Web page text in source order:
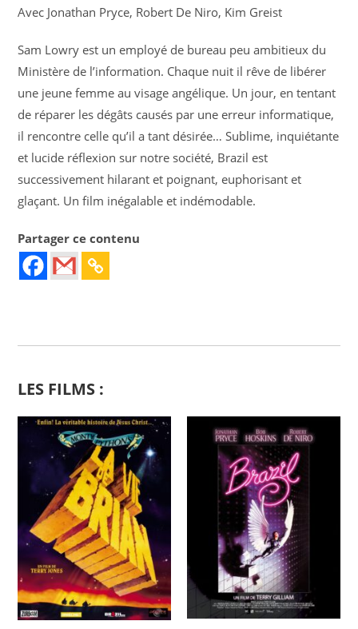
Avec Jonathan Pryce, Robert De Niro, Kim Greist
Sam Lowry est un employé de bureau peu ambitieux du
Ministère de l’information. Chaque nuit il rêve de libérer
une jeune femme au visage angélique. Un jour, en tentant
de réparer les dégâts causés par une erreur informatique,
il rencontre celle qu’il a tant désirée… Sublime, inquiétante
et lucide réflexion sur notre société, Brazil est
successivement hilarant et poignant, euphorisant et
glaçant. Un film inégalable et indémodable.
Partager ce contenu
LES FILMS :